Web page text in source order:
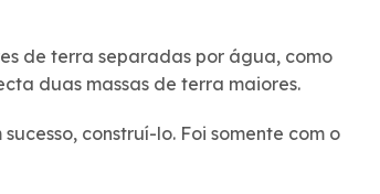
de terra separadas por água, como
duas massas de terra maiores.
construí-lo. Foi somente com o